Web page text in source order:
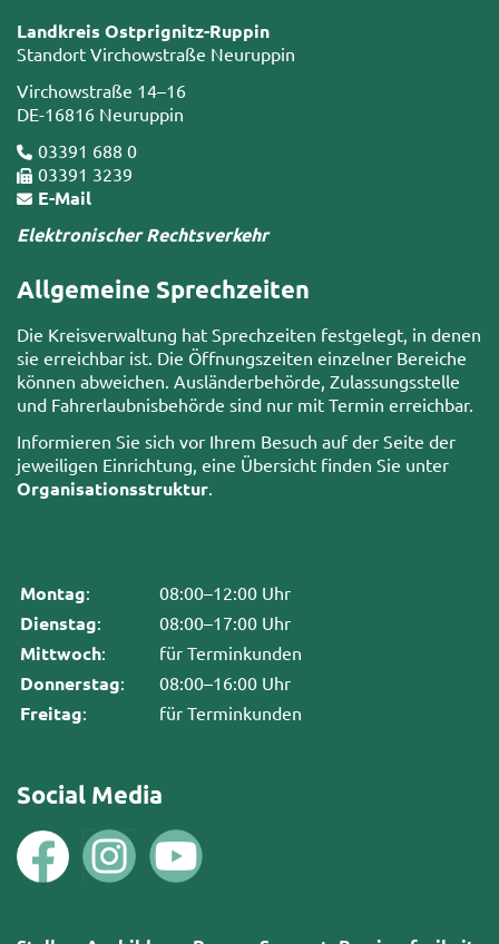
Landkreis Ostprignitz-Ruppin
Standort Virchowstraße Neuruppin
Virchowstraße 14–16
DE-16816 Neuruppin
03391 688 0
03391 3239
E-Mail
Elektronischer Rechtsverkehr
Allgemeine Sprechzeiten
Die Kreisverwaltung hat Sprechzeiten festgelegt, in denen
sie erreichbar ist. Die Öffnungszeiten einzelner Bereiche
können abweichen. Ausländerbehörde, Zulassungsstelle
und Fahrerlaubnisbehörde sind nur mit Termin erreichbar.
Informieren Sie sich vor Ihrem Besuch auf der Seite der
jeweiligen Einrichtung, eine Übersicht finden Sie unter
Organisationsstruktur.
Montag: 08:00–12:00 Uhr
Dienstag: 08:00–17:00 Uhr
Mittwoch: für Terminkunden
Donnerstag: 08:00–16:00 Uhr
Freitag: für Terminkunden
Social Media